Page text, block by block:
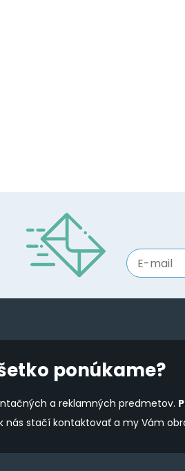
ponúkame?
a reklamných predmetov.
stačí kontaktovať a my Vám